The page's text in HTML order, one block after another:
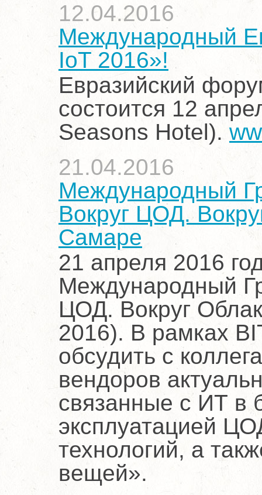
12.04.2016
Международный
IoT 2016»!
Евразийский
состоится 12
Seasons Hotel).
21.04.2016
Международный
Вокруг ЦОД.
Самаре
21 апреля 2016
Международный
ЦОД. Вокруг
2016). В рамках
обсудить с
вендоров
связанные с ИТ в
эксплуатацией
технологий, а
вещей».